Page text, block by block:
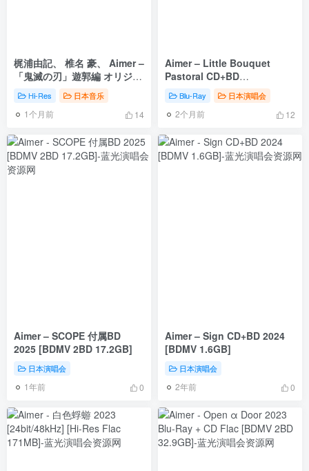
梶浦由記、 椎名 豪、 Aimer –
「鬼滅の刃」遊郭編 オリジナ
ルサウンドトラック Yuki
Kajiura, Go Shiina, Aimer –
”Kimetsu no Yaiba”
Soundtrack [2024.03.27]
[24Bit/48kHz] [Hi-Res Flac
1.04GB]
Hi-Res 日本音乐
1个月前 14
Aimer – Little Bouquet
Pastoral CD+BD
[2025.11.12] [BDMV
3.71GB]
Blu-Ray 日本演唱会
2个月前 12
Aimer – SCOPE 付属BD
2025 [BDMV 2BD 17.2GB]
日本演唱会
1年前 0
Aimer – Sign CD+BD 2024
[BDMV 1.6GB]
日本演唱会
2年前 0